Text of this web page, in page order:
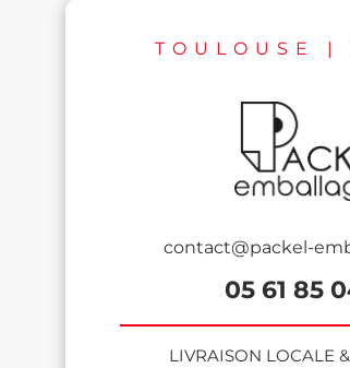
TOULOUSE |
contact@packel-
05 61 85
LIVRAISON LOCALE